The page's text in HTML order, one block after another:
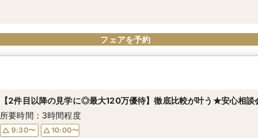
フェアを予約
【2件目以降の見学に◎最大120万優待】徹底比較が叶う★安心相談
所要時間：3時間程度
9:30〜
10:00〜